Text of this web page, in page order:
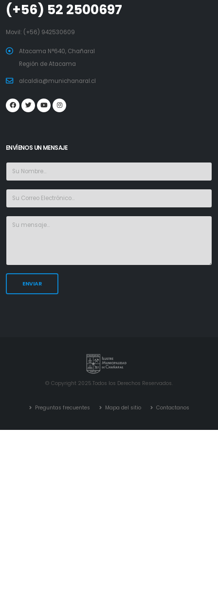
(+56) 52 2500697
Movil: (+56) 942530609
Atacama N°640, Chañaral
Región de Atacama
alcaldia@munichanaral.cl
ENVÍENOS UN MENSAJE
© Copyright 2025.Todos los Derechos Reservados.
Preguntas frecuentes Mapa del sitio Contactanos